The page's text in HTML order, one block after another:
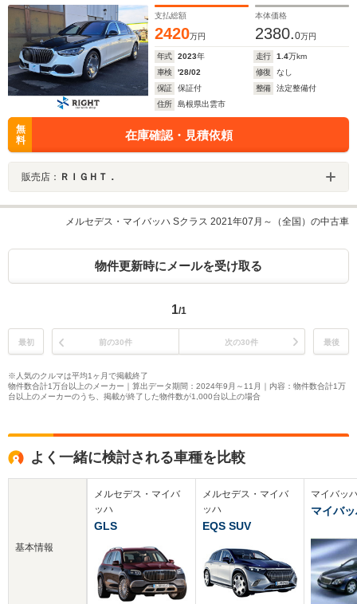
支払総額
2420万円
本体価格
2380.0万円
年式 2023年 走行 1.4万km
車検
'28/02 修復
なし
保証
保証付 整備
法定整備付
住所
島根県出雲市
無
料
在庫確認・見積依頼
販売店： ＲＩＧＨＴ．
メルセデス・マイバッハ Sクラス 2021年07月～（全国）の中古車
物件更新時にメールを受け取る
1/1
最初 前の30件 次の30件 最後
※人気のクルマは平均1ヶ月で掲載終了
物件数合計1万台以上のメーカー｜算出データ期間：2024年9月～11月｜内容：物件数合計1万
台以上のメーカーのうち、掲載が終了した物件数が1,000台以上の場合
よく一緒に検討される車種を比較
基本情報
メルセデス・マイバ
ッハ
GLS
メルセデス・マイバ
ッハ
EQS SUV
マイバッ
マイバ